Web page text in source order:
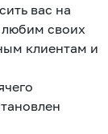
вас на
своих
клиентам и